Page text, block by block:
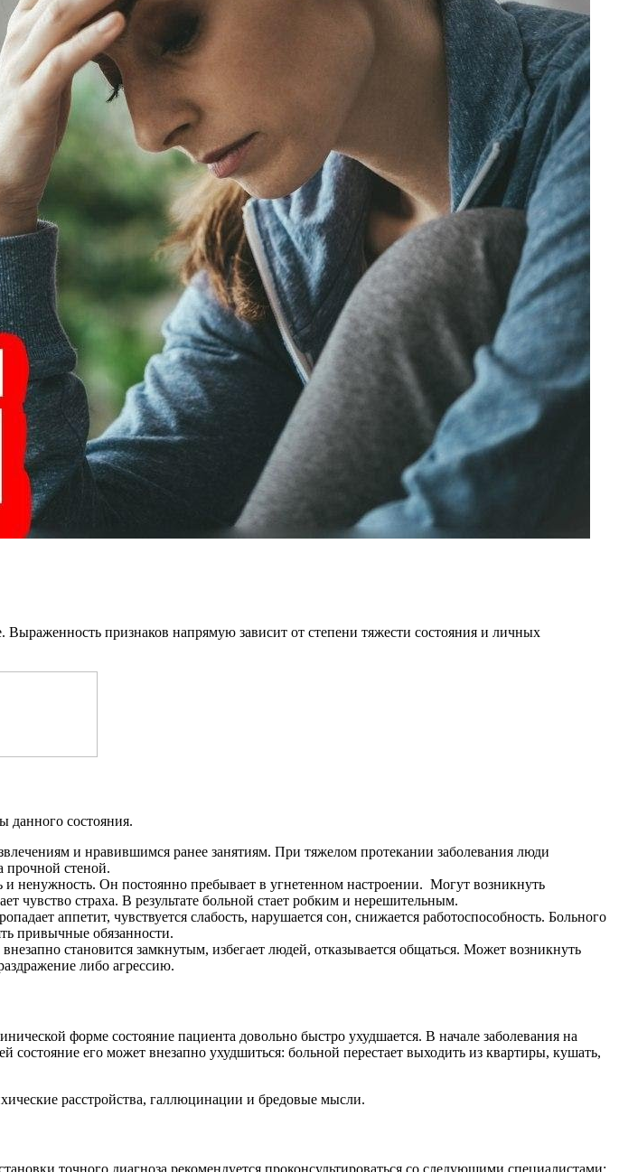
Выраженность признаков напрямую зависит от степени тяжести состояния и личных
состояния.
и нравившимся ранее занятиям. При тяжелом протекании заболевания люди
прочной стеной.
ненужность. Он постоянно пребывает в угнетенном настроении. Могут возникнуть
чувство страха. В результате больной стает робким и нерешительным.
аппетит, чувствуется слабость, нарушается сон, снижается работоспособность. Больного
привычные обязанности.
становится замкнутым, избегает людей, отказывается общаться. Может возникнуть
либо агрессию.
форме состояние пациента довольно быстро ухудшается. В начале заболевания на
его может внезапно ухудшиться: больной перестает выходить из квартиры, кушать,
расстройства, галлюцинации и бредовые мысли.
точного диагноза рекомендуется проконсультироваться со следующими специалистами: